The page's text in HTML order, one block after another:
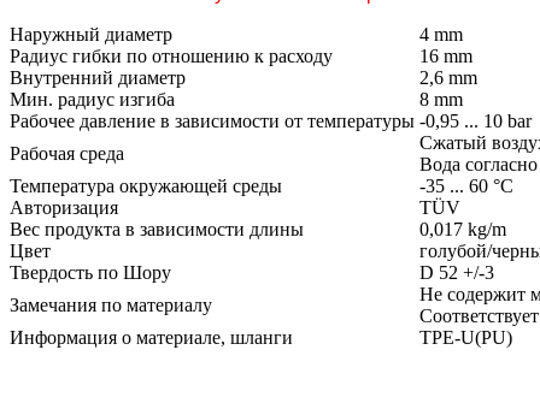
Наружный диаметр
4 mm
Радиус гибки по отношению к расходу
16 mm
Внутренний диаметр
2,6 mm
Мин. радиус изгиба
8 mm
Рабочее давление в зависимости от температуры -0,95 ... 10 bar
Рабочая среда
Сжатый
Вода
Температура окружающей среды
-35 ... 60 °C
Авторизация
TÜV
Вес продукта в зависимости длины
0,017 kg/m
Цвет
голубой/
Твердость по Шору
D 52 +/-3
Замечания по материалу
Не содержит
Информация о материале, шланги
TPE-U(PU)